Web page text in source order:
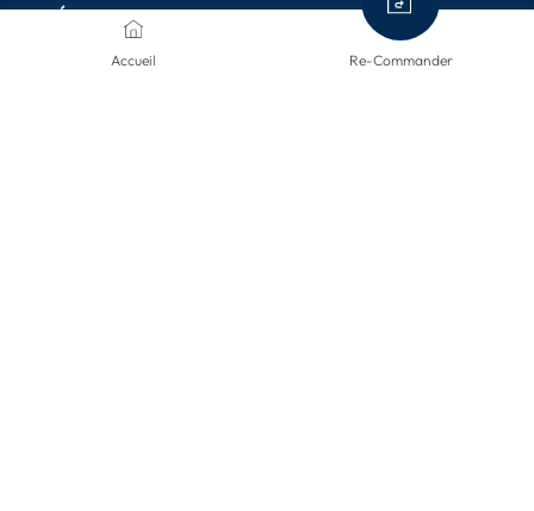
Accueil Re-Commander
MÉTHODES DE PAIEMENT